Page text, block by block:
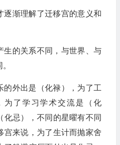
逐渐理解了迁移宫的意义和
生的关系不同，与世界、与
的外出是（化禄），为了工
为了学习学术交流是（化
化忌），不同的星曜有不同
宫来说，为了生计而抛家舍